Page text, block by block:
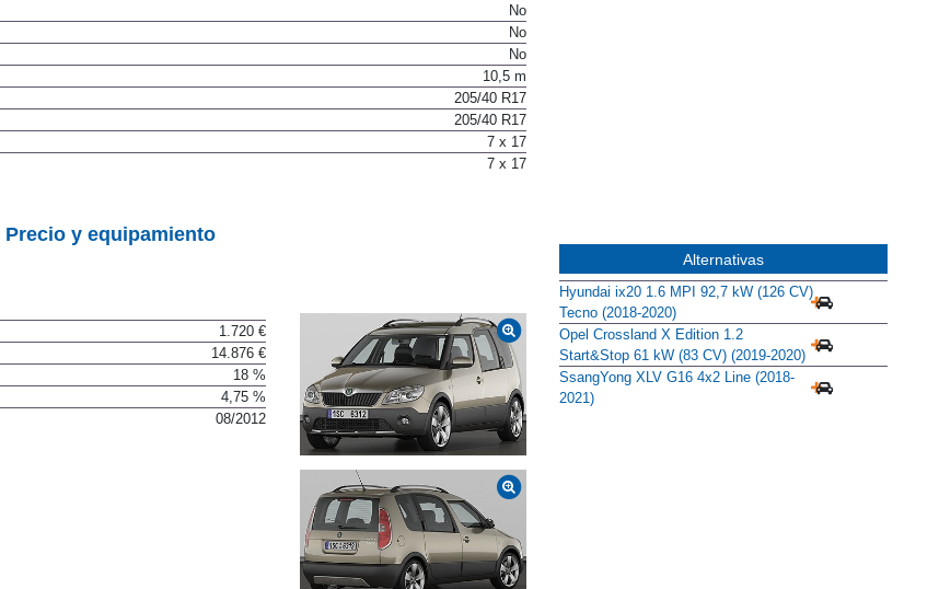
No
No
No
10,5 m
205/40 R17
205/40 R17
7 x 17
7 x 17
Precio y equipamiento
1.720 €
14.876 €
18 %
4,75 %
08/2012
Alternativas
Hyundai ix20 1.6 MPI 92,7 kW (126 CV)
Tecno (2018-2020)
Opel Crossland X Edition 1.2
Start&Stop 61 kW (83 CV) (2019-2020)
SsangYong XLV G16 4x2 Line (2018-
2021)